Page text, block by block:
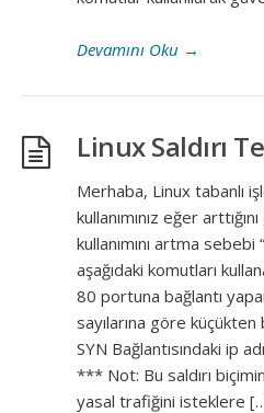
Devamını Oku →
Linux Saldırı
Merhaba, Linux tabanlı
kullanımınız eğer
kullanımını artma
aşağıdaki komutları
80 portuna bağlantı
sayılarına göre
SYN Bağlantısındaki ip
*** Not: Bu saldırı
yasal trafiğini isteklere